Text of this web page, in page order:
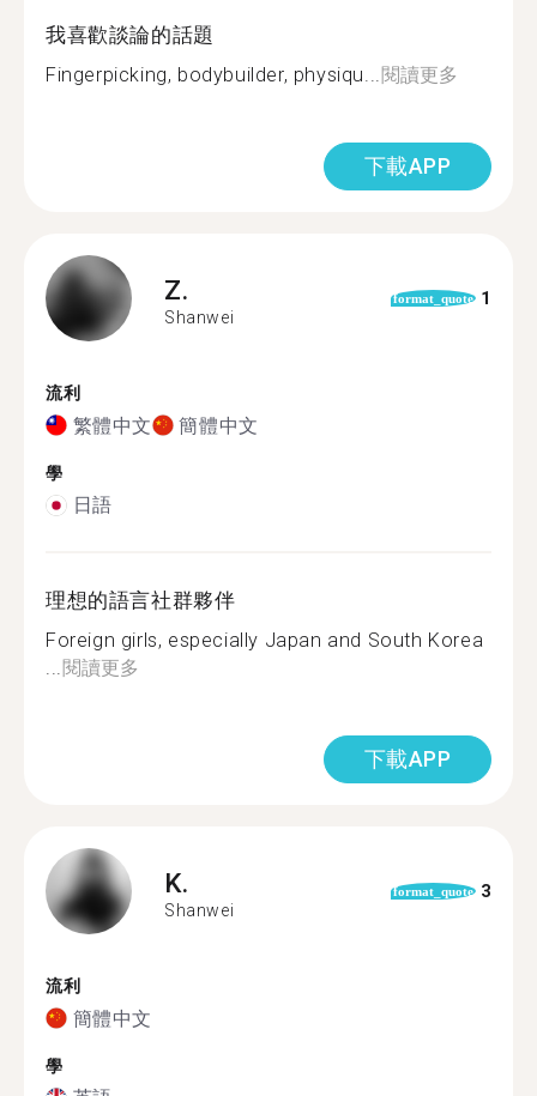
我喜歡談論的話題
Fingerpicking, bodybuilder, physiqu...閱讀更多
下載APP
Z.
Shanwei
format_quote 1
流利
繁體中文 簡體中文
學
日語
理想的語言社群夥伴
Foreign girls, especially Japan and South Korea
...閱讀更多
下載APP
K.
Shanwei
format_quote 3
流利
簡體中文
學